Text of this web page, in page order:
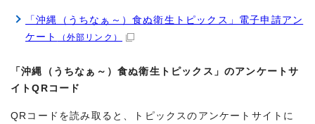
「沖縄（うちなぁ～）食ぬ衛生トピックス」電子申請アン
ケート
（外部リンク）
「沖縄（うちなぁ～）食ぬ衛生トピックス」のアンケートサ
イトQRコード
QRコードを読み取ると、トピックスのアンケートサイトに